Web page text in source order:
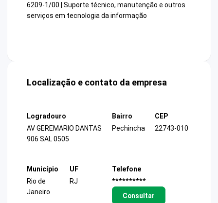
6209-1/00 | Suporte técnico, manutenção e outros
serviços em tecnologia da informação
Localização e contato da empresa
Logradouro
AV GEREMARIO DANTAS
906 SAL 0505
Bairro
Pechincha
CEP
22743-010
Município
Rio de
Janeiro
UF
RJ
Telefone
**********
Consultar